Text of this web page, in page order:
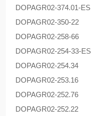
DOPAGR02-374.01-ES
DOPAGR02-350-22
DOPAGR02-258-66
DOPAGR02-254-33-ES
DOPAGR02-254.34
DOPAGR02-253.16
DOPAGR02-252.76
DOPAGR02-252.22